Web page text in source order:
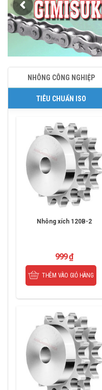
NHÔNG CÔNG NGHIỆP
TIÊU CHUẨN ISO
Nhông xích 120B-2
999₫
THÊM VÀO GIỎ HÀNG